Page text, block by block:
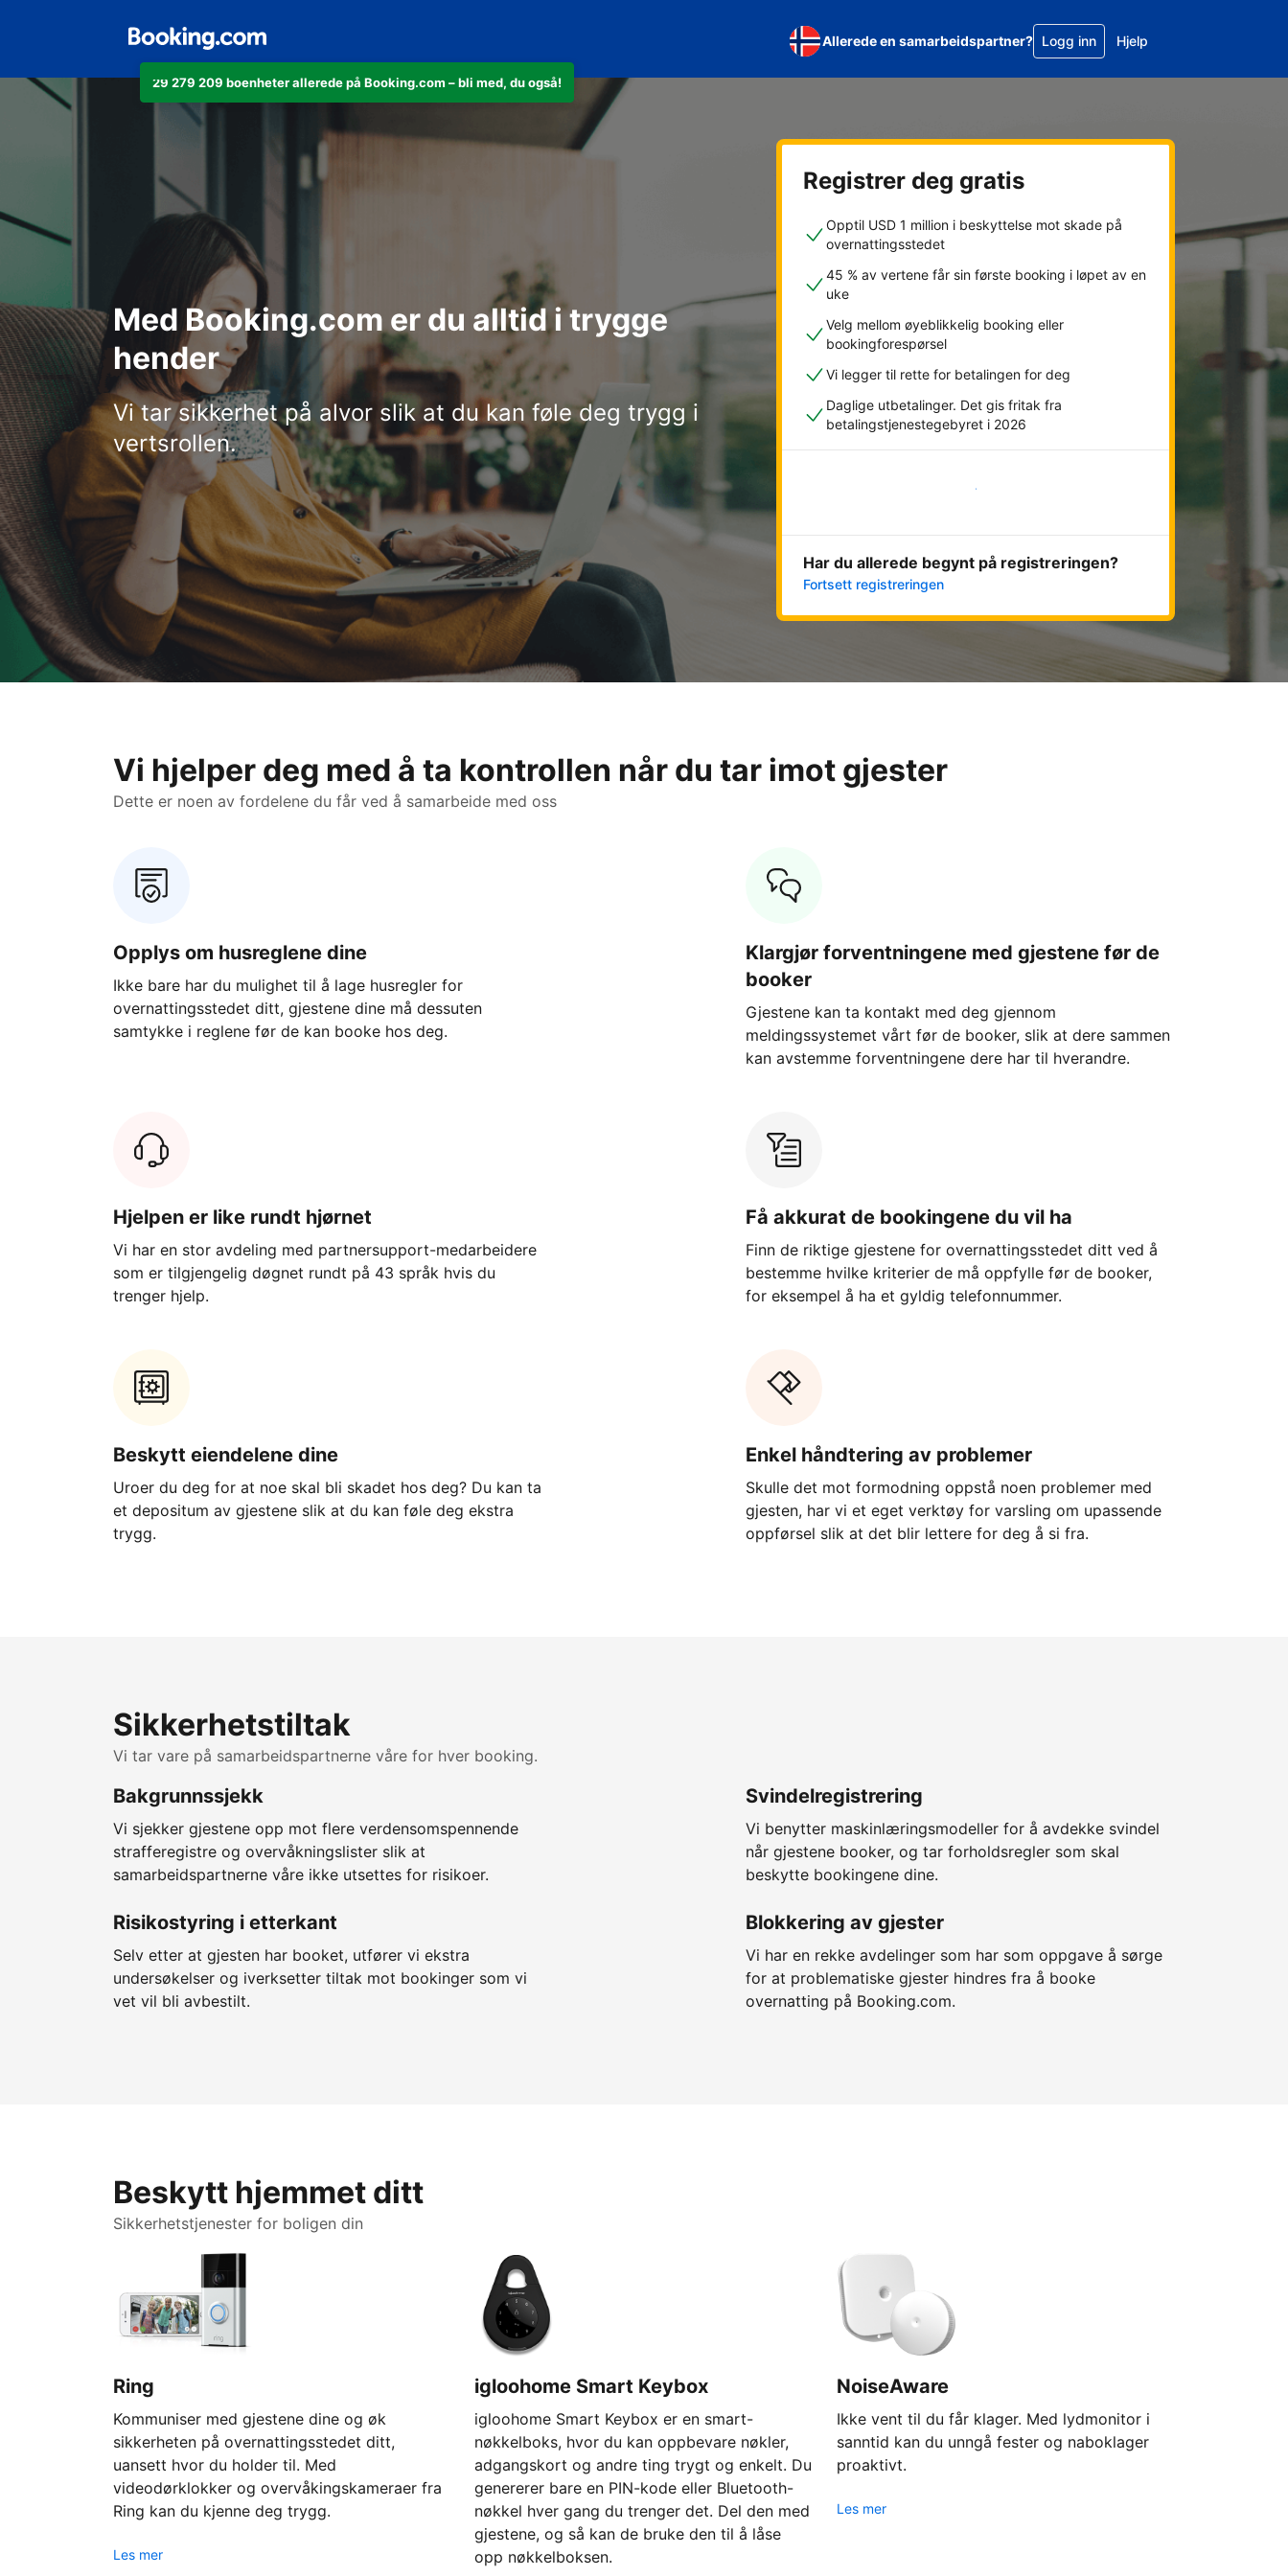
29 279 209 boenheter allerede på Booking.com – bli med, du også!
Allerede en samarbeidspartner? Logg inn Hjelp
Med Booking.com er du alltid i trygge
hender
Vi tar sikkerhet på alvor slik at du kan føle deg trygg i
vertsrollen.
Registrer deg gratis
Opptil USD 1 million i beskyttelse mot skade på
overnattingsstedet
45 % av vertene får sin første booking i løpet av en
uke
Velg mellom øyeblikkelig booking eller
bookingforespørsel
Vi legger til rette for betalingen for deg
Daglige utbetalinger. Det gis fritak fra
betalingstjenestegebyret i 2026
Kom i gang nå
Har du allerede begynt på registreringen?
Fortsett registreringen
Vi hjelper deg med å ta kontrollen når du tar imot gjester
Dette er noen av fordelene du får ved å samarbeide med oss
Opplys om husreglene dine
Ikke bare har du mulighet til å lage husregler for
overnattingsstedet ditt, gjestene dine må dessuten
samtykke i reglene før de kan booke hos deg.
Klargjør forventningene med gjestene før de
booker
Gjestene kan ta kontakt med deg gjennom
meldingssystemet vårt før de booker, slik at dere sammen
kan avstemme forventningene dere har til hverandre.
Hjelpen er like rundt hjørnet
Vi har en stor avdeling med partnersupport-medarbeidere
som er tilgjengelig døgnet rundt på 43 språk hvis du
trenger hjelp.
Få akkurat de bookingene du vil ha
Finn de riktige gjestene for overnattingsstedet ditt ved å
bestemme hvilke kriterier de må oppfylle før de booker,
for eksempel å ha et gyldig telefonnummer.
Beskytt eiendelene dine
Uroer du deg for at noe skal bli skadet hos deg? Du kan ta
et depositum av gjestene slik at du kan føle deg ekstra
trygg.
Enkel håndtering av problemer
Skulle det mot formodning oppstå noen problemer med
gjesten, har vi et eget verktøy for varsling om upassende
oppførsel slik at det blir lettere for deg å si fra.
Sikkerhetstiltak
Vi tar vare på samarbeidspartnerne våre for hver booking.
Bakgrunnssjekk
Vi sjekker gjestene opp mot flere verdensomspennende
strafferegistre og overvåkningslister slik at
samarbeidspartnerne våre ikke utsettes for risikoer.
Svindelregistrering
Vi benytter maskinlæringsmodeller for å avdekke svindel
når gjestene booker, og tar forholdsregler som skal
beskytte bookingene dine.
Risikostyring i etterkant
Selv etter at gjesten har booket, utfører vi ekstra
undersøkelser og iverksetter tiltak mot bookinger som vi
vet vil bli avbestilt.
Blokkering av gjester
Vi har en rekke avdelinger som har som oppgave å sørge
for at problematiske gjester hindres fra å booke
overnatting på Booking.com.
Beskytt hjemmet ditt
Sikkerhetstjenester for boligen din
Ring
Kommuniser med gjestene dine og øk
sikkerheten på overnattingsstedet ditt,
uansett hvor du holder til. Med
videodørklokker og overvåkingskameraer fra
Ring kan du kjenne deg trygg.
Les mer
igloohome Smart Keybox
igloohome Smart Keybox er en smart-
nøkkelboks, hvor du kan oppbevare nøkler,
adgangskort og andre ting trygt og enkelt. Du
genererer bare en PIN-kode eller Bluetooth-
nøkkel hver gang du trenger det. Del den med
gjestene, og så kan de bruke den til å låse
opp nøkkelboksen.
NoiseAware
Ikke vent til du får klager. Med lydmonitor i
sanntid kan du unngå fester og naboklager
proaktivt.
Les mer